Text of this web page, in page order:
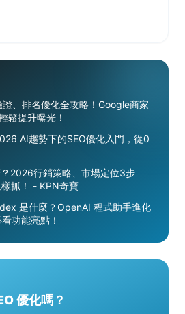
、排名優化全攻略！Google商家
鬆提升曝光！
AI趨勢下的SEO優化入門，從0
2026行銷策略、市場定位3步
抓！ - KPN奇寶
是什麼？OpenAI 程式助手進化
功能亮點！
優化嗎？